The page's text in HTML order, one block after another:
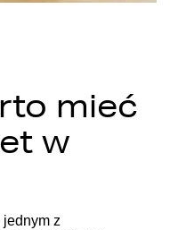
mieć
w
jednym z